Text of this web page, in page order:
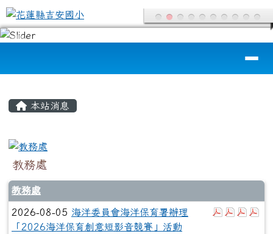
跳至主內容區
花蓮縣吉安國小
本站消息
教務處
教務處
下載：
下載：
下載
2026-08-05 海洋委員會海洋保育署辦理
「2026海洋保育創意短影音競賽」活動